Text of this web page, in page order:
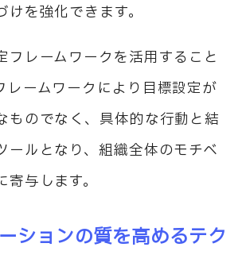
を強化できます。
フレームワークを活用すること
レームワークにより目標設定が
ものでなく、具体的な行動と結
ールとなり、組織全体のモチベ
与します。
ションの質を高めるテク